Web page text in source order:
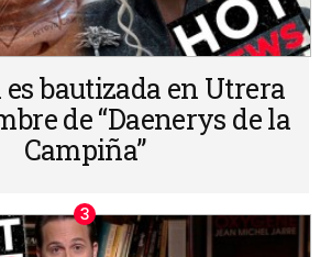
bautizada en Utrera
de “Daenerys de la
Campiña”